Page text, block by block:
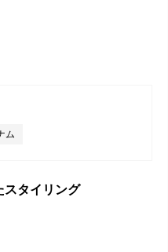
ム
スタイリング